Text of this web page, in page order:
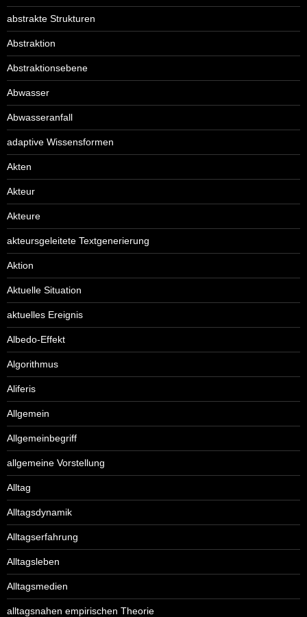
abstrakte Strukturen
Abstraktion
Abstraktionsebene
Abwasser
Abwasseranfall
adaptive Wissensformen
Akten
Akteur
Akteure
akteursgeleitete Textgenerierung
Aktion
Aktuelle Situation
aktuelles Ereignis
Albedo-Effekt
Algorithmus
Aliferis
Allgemein
Allgemeinbegriff
allgemeine Vorstellung
Alltag
Alltagsdynamik
Alltagserfahrung
Alltagsleben
Alltagsmedien
alltagsnahen empirischen Theorie